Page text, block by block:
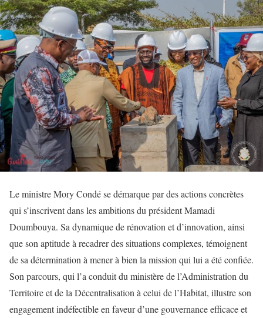
Le ministre Mory Condé se démarque par des actions concrètes
qui s’inscrivent dans les ambitions du président Mamadi
Doumbouya. Sa dynamique de rénovation et d’innovation, ainsi
que son aptitude à recadrer des situations complexes, témoignent
de sa détermination à mener à bien la mission qui lui a été confiée.
Son parcours, qui l’a conduit du ministère de l’Administration du
Territoire et de la Décentralisation à celui de l’Habitat, illustre son
engagement indéfectible en faveur d’une gouvernance efficace et